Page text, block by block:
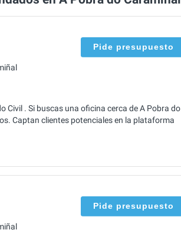
Pide presupuesto
Civil . Si buscas una oficina cerca de A Pobra do
Captan clientes potenciales en la plataforma
Pide presupuesto